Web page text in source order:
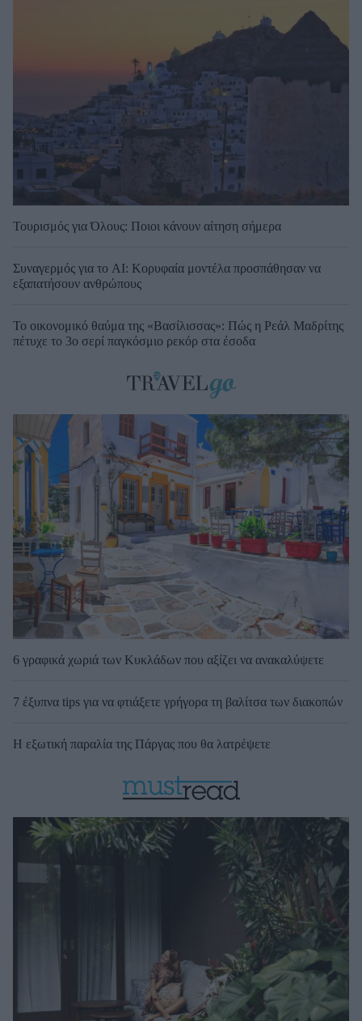
Τουρισμός για Όλους: Ποιοι κάνουν αίτηση σήμερα
Συναγερμός για το AI: Κορυφαία μοντέλα προσπάθησαν να
εξαπατήσουν ανθρώπους
Το οικονομικό θαύμα της «Βασίλισσας»: Πώς η Ρεάλ Μαδρίτης
πέτυχε το 3ο σερί παγκόσμιο ρεκόρ στα έσοδα
6 γραφικά χωριά των Κυκλάδων που αξίζει να ανακαλύψετε
7 έξυπνα tips για να φτιάξετε γρήγορα τη βαλίτσα των διακοπών
Η εξωτική παραλία της Πάργας που θα λατρέψετε